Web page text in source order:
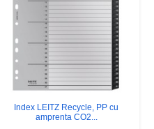
Index LEITZ Recycle, PP cu
amprenta CO2...